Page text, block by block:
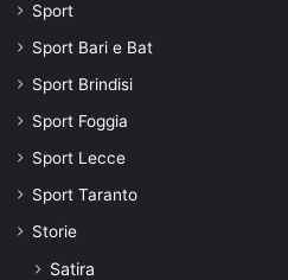
Sport
Sport Bari e Bat
Sport Brindisi
Sport Foggia
Sport Lecce
Sport Taranto
Storie
Satira